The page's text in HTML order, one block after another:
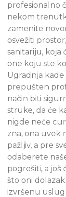
profesionalno
nekom
zamenite
osvežiti
sanitariju, koja
one koju ste
Ugradnja
prepušten
način biti
struke, da će
nigde neće
zna, ona uvek
pažljiv, a pre
odaberete
pogrešiti, a još
što oni
izvršenu